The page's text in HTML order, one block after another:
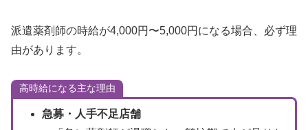
派遣薬剤師の時給が4,000円〜5,000円になる場合、必ず理
由があります。
高時給になる主な理由
急募・人手不足店舗